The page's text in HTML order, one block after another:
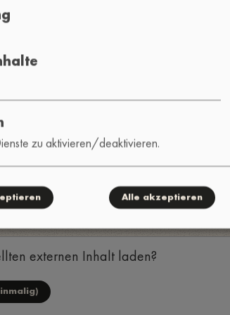
externen Inhalt laden?
zu aktivieren/deaktivieren.
Alle akzeptieren